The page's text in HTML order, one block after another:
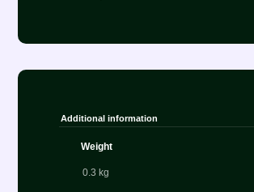
Additional information
Weight
0.3 kg